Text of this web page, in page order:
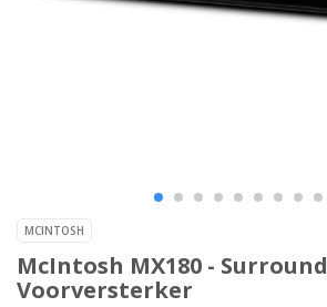
MCINTOSH
McIntosh MX180 - Surround
Voorversterker